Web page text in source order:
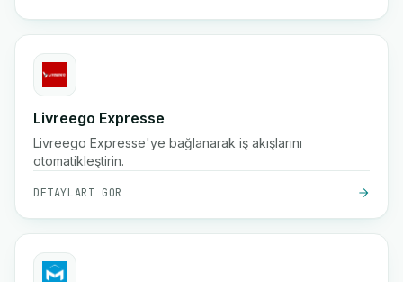
Livreego Expresse
Livreego Expresse'ye bağlanarak iş akışlarını
otomatikleştirin.
DETAYLARI GÖR